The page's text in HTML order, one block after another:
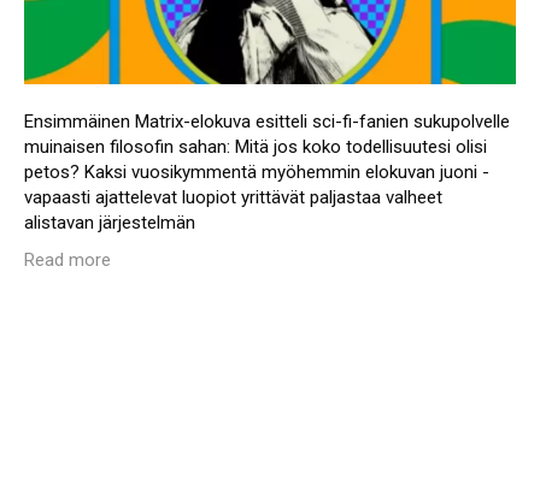
Ensimmäinen Matrix-elokuva esitteli sci-fi-fanien sukupolvelle
muinaisen filosofin sahan: Mitä jos koko todellisuutesi olisi
petos? Kaksi vuosikymmentä myöhemmin elokuvan juoni -
vapaasti ajattelevat luopiot yrittävät paljastaa valheet
alistavan järjestelmän
Read more